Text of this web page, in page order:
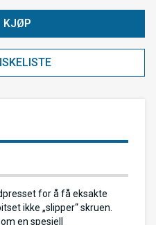
KJØP
for å få eksakte
ikke „slipper“ skruen.
en spesiell